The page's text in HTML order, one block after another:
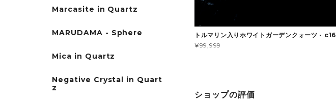
トルマリン入りホワイトガーデンクォーツ - c16
¥99,999
ショップの評価
Marcasite in Quartz
MARUDAMA - Sphere
Mica in Quartz
Negative Crystal in Quart
z